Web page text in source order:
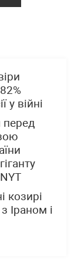
у війні
перед
козирі
Іраном і